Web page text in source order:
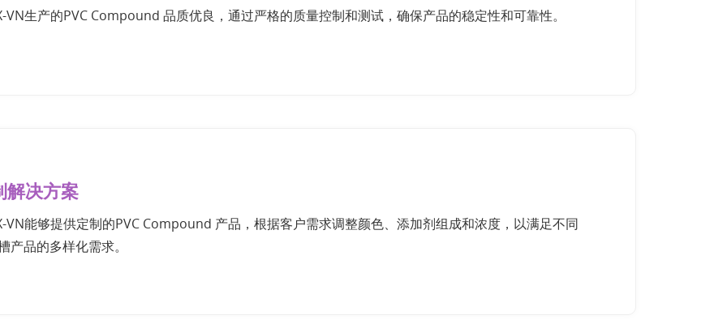
VN生产的PVC Compound 品质优良，通过严格的质量控制和测试，确保产品的稳定性和可靠性。
解决方案
VN能够提供定制的PVC Compound 产品，根据客户需求调整颜色、添加剂组成和浓度，以满足不同
产品的多样化需求。